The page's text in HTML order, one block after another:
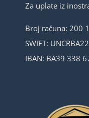
Za uplate iz
Broj računa: 200
SWIFT: UNCRBA22
IBAN: BA39 338